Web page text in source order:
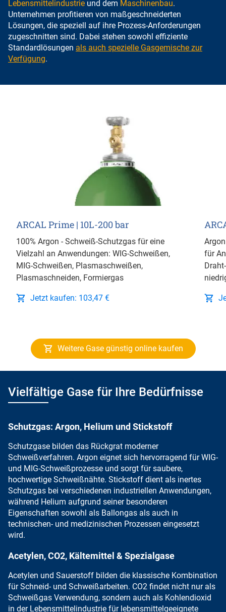
Lebensmittelindustrie und dem Maschinenbau.
Unternehmen profitieren von maßgeschneiderten
Lösungen, die speziell auf ihre Prozess-Anforderungen
zugeschnitten sind. Dabei stehen sowohl effiziente
Standardlösungen als auch spezielle Gasgemische zur
Verfügung.
ARCAL Prime | 10L-200 bar
100% Argon - Schweiß-Schutzgas für eine
Vielzahl an Anwendungen: WIG-Schweißen,
MIG-Schweißen, Plasmaschweißen,
Plasmaschneiden, Formiergas
Jetzt kaufen: 103,47 €
für
Weitere Gase günstig online kaufen
Vielfältige Gase für Ihre Bedürfnisse
Schutzgas: Argon, Helium und Stickstoff
Schutzgase bilden das Rückgrat moderner
Schweißverfahren. Argon eignet sich hervorragend fürWIG-
und MIG-Schweißprozesse und sorgt für saubere,
hochwertige Schweißnähte. Stickstoff dient als inertes
Schutzgas bei verschiedenen industriellen Anwendungen,
während Helium aufgrund seiner besonderen
Eigenschaften sowohl als Ballongas als auch in
technischen- und medizinischen Prozessen eingesetzt
wird.
Acetylen, CO2, Kältemittel & Spezialgase
Acetylen und Sauerstoff bilden die klassische Kombination
für Schneid- und Schweißarbeiten. CO2 findet nicht nur als
Schweißgas Verwendung, sondern auch als Kohlendioxid
in der Lebensmittelindustrie für lebensmittelgeeignete